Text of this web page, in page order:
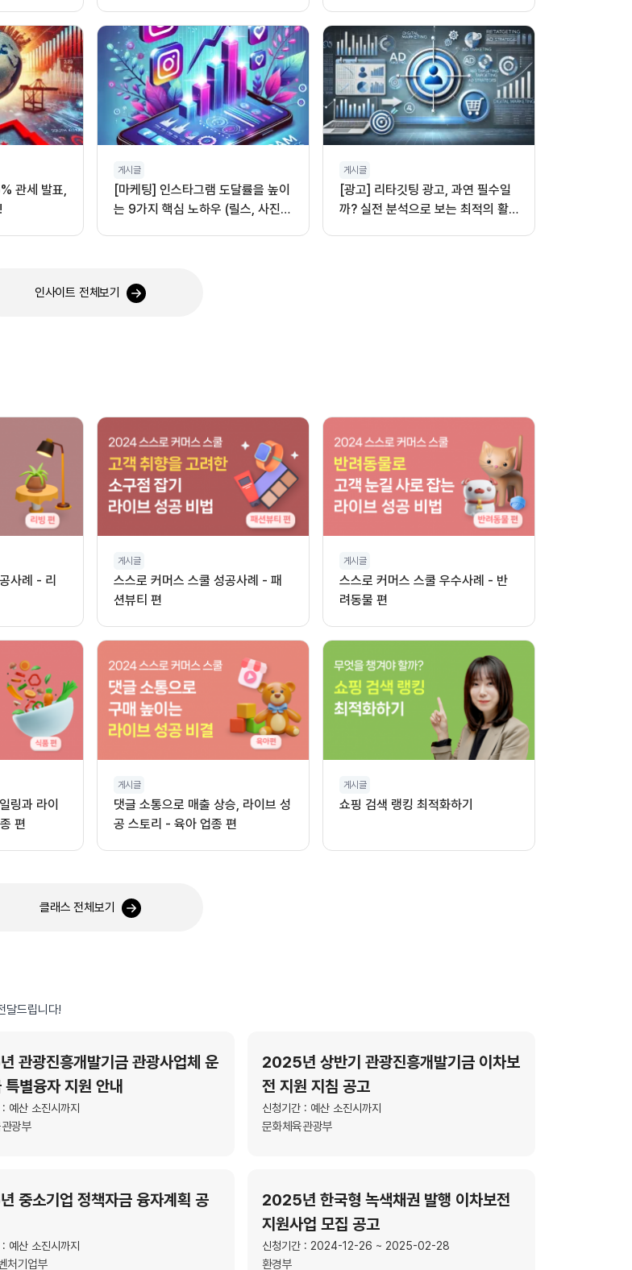
관세 발표,
게시글
[마케팅] 인스타그램 도달률을 높이
는 9가지 핵심 노하우 (릴스, 사진,
게시글
[광고] 리타깃팅 광고, 과연 필수일
까? 실전 분석으로 보는 최적의 활
인사이트 전체보기
사례 - 리
게시글
스스로 커머스 스쿨 성공사례 - 패
션뷰티 편
게시글
스스로 커머스 스쿨 우수사례 - 반
려동물 편
링과 라이
편
게시글
댓글 소통으로 매출 상승, 라이브 성
공 스토리 - 육아 업종 편
게시글
쇼핑 검색 랭킹 최적화하기
클래스 전체보기
달드립니다!
관광진흥개발기금 관광사업체 운
특별융자 지원 안내
: 예산 소진시까지
광부
2025년 상반기 관광진흥개발기금 이차보
전 지원 지침 공고
신청기간 : 예산 소진시까지
문화체육관광부
중소기업 정책자금 융자계획 공
: 예산 소진시까지
처기업부
2025년 한국형 녹색채권 발행 이차보전
지원사업 모집 공고
신청기간 : 2024-12-26 ~ 2025-02-28
환경부